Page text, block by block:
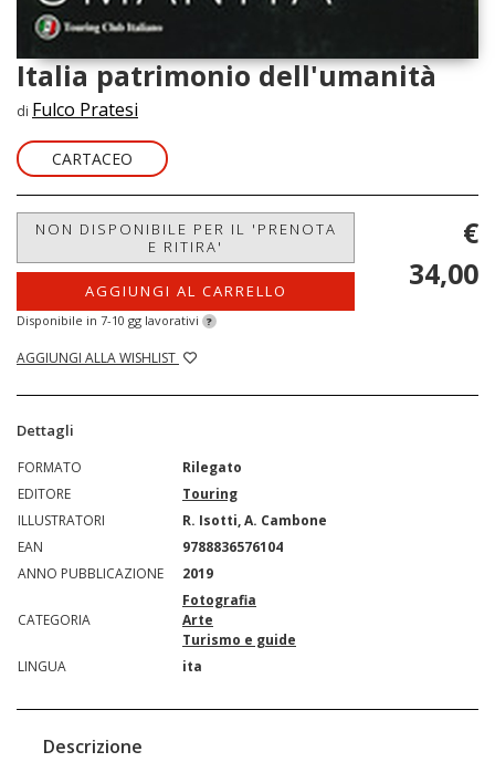
Italia patrimonio dell'umanità
di Fulco Pratesi
CARTACEO
NON DISPONIBILE PER IL 'PRENOTA
E RITIRA'
AGGIUNGI AL CARRELLO
Disponibile in 7-10 gg lavorativi ?
AGGIUNGI ALLA WISHLIST
€
34,00
Dettagli
FORMATO
Rilegato
EDITORE
Touring
ILLUSTRATORI
R. Isotti, A. Cambone
EAN
9788836576104
ANNO PUBBLICAZIONE
2019
CATEGORIA
Fotografia
Arte
Turismo e guide
LINGUA
ita
Descrizione